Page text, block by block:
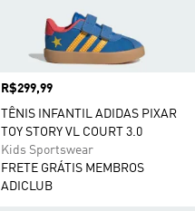
Preço
R$299,99
TÊNIS INFANTIL ADIDAS PIXAR
TOY STORY VL COURT 3.0
Kids Sportswear
FRETE GRÁTIS MEMBROS
ADICLUB